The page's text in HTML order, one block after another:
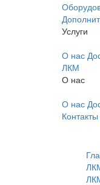
Услуги
О нас
ЛКМ
О нас
О нас
Контакты